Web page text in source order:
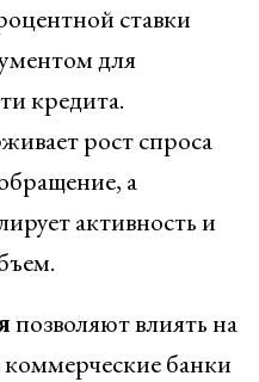
ставки
для
кредита.
рост спроса
а
активность и
позволяют влиять на
банки